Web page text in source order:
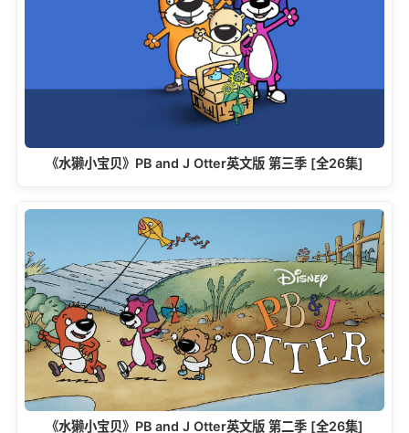
《水獭小宝贝》PB and J Otter英文版 第三季 [全26集]
《水獭小宝贝》PB and J Otter英文版 第二季 [全26集]